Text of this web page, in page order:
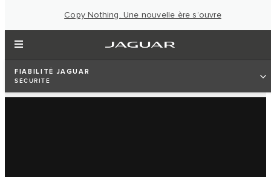
Copy Nothing. Une nouvelle ère s’ouvre
FIABILITÉ JAGUAR
SÉCURITÉ